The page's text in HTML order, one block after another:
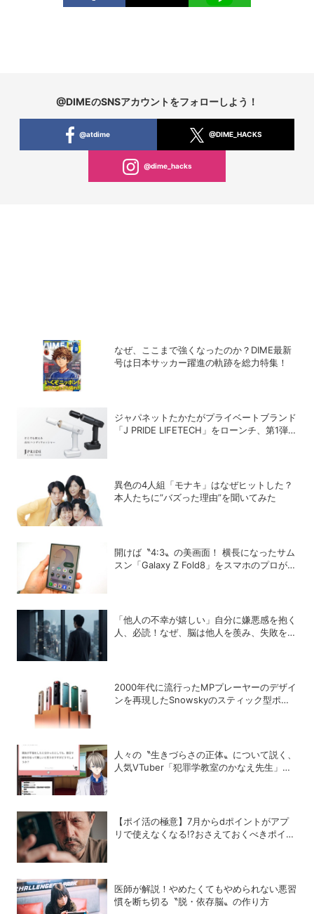
@DIMEのSNSアカウントをフォローしよう！
@atdime @DIME_HACKS
@dime_hacks
なぜ、ここまで強くなったのか？DIME最新
号は日本サッカー躍進の軌跡を総力特集！
ジャパネットたかたがプライベートブランド
「J PRIDE LIFETECH」をローンチ、第1弾
異色の4人組「モナキ」はなぜヒットした？
本人たちに”バズった理由”を聞いてみた
開けば〝4:3〟の美画面！ 横長になったサム
スン「Galaxy Z Fold8」をスマホのプロがチ
「他人の不幸が嬉しい」自分に嫌悪感を抱く
人、必読！なぜ、脳は他人を羨み、失敗を喜
2000年代に流行ったMPプレーヤーのデザイ
ンを再現したSnowskyのスティック型ポー
人々の〝生きづらさの正体〟について説く、
人気VTuber「犯罪学教室のかなえ先生」の
【ポイ活の極意】7月からdポイントがアプ
リで使えなくなる!?おさえておくべきポイン
医師が解説！やめたくてもやめられない悪習
慣を断ち切る〝脱・依存脳〟の作り方